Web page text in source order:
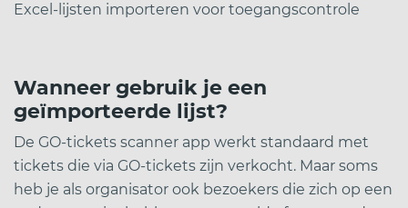
Excel-lijsten importeren voor toegangscontrole
Wanneer gebruik je een
geïmporteerde lijst?
De GO-tickets scanner app werkt standaard met
tickets die via GO-tickets zijn verkocht. Maar soms
heb je als organisator ook bezoekers die zich op een